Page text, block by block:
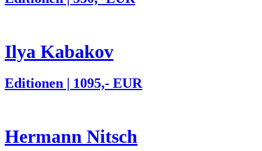
Ilya Kabakov
Editionen | 1095,- EUR
Hermann Nitsch